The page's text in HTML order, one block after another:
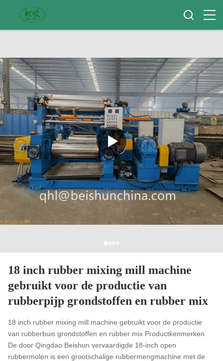
18 inch rubber mixing mill machine
gebruikt voor de productie van
rubberpijp grondstoffen en rubber mix
18 inch rubber mixing mill machine gebruikt voor de productie
van rubberbuis grondstoffen en rubber mix Productkenmerken
De door Qingdao Beishun vervaardigde 18-inch open
rubbermolen is een grootschalige rubbermengmachine met de